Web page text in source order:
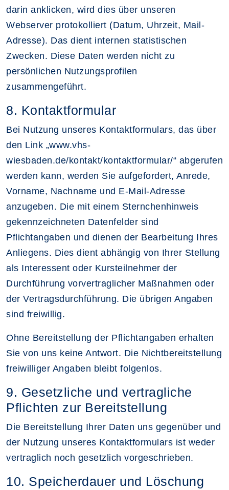
darin anklicken, wird dies über unseren
Webserver protokolliert (Datum, Uhrzeit, Mail-
Adresse). Das dient internen statistischen
Zwecken. Diese Daten werden nicht zu
persönlichen Nutzungsprofilen
zusammengeführt.
8. Kontaktformular
Bei Nutzung unseres Kontaktformulars, das über
den Link „www.vhs-
wiesbaden.de/kontakt/kontaktformular/“ abgerufen
werden kann, werden Sie aufgefordert, Anrede,
Vorname, Nachname und E-Mail-Adresse
anzugeben. Die mit einem Sternchenhinweis
gekennzeichneten Datenfelder sind
Pflichtangaben und dienen der Bearbeitung Ihres
Anliegens. Dies dient abhängig von Ihrer Stellung
als Interessent oder Kursteilnehmer der
Durchführung vorvertraglicher Maßnahmen oder
der Vertragsdurchführung. Die übrigen Angaben
sind freiwillig.
Ohne Bereitstellung der Pflichtangaben erhalten
Sie von uns keine Antwort. Die Nichtbereitstellung
freiwilliger Angaben bleibt folgenlos.
9. Gesetzliche und vertragliche
Pflichten zur Bereitstellung
Die Bereitstellung Ihrer Daten uns gegenüber und
der Nutzung unseres Kontaktformulars ist weder
vertraglich noch gesetzlich vorgeschrieben.
10. Speicherdauer und Löschung